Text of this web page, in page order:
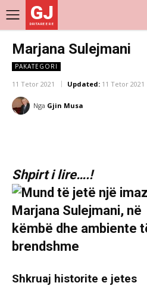
GJ
DRITARE E RE
Marjana Sulejmani
PAKATEGORI
11 Tetor 2021 Updated: 11 Tetor 2021
Nga Gjin Musa
Shpirt i lire….!
Shkruaj historite e jetes